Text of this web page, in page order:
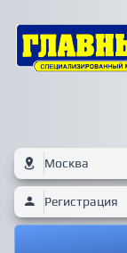
Москва
Регистрация